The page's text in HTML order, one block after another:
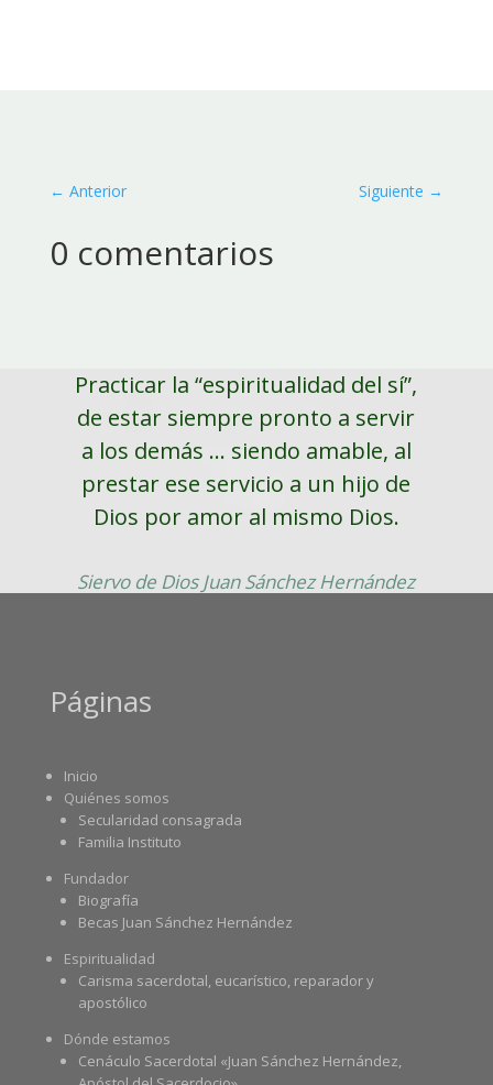
← Anterior Siguiente →
0 comentarios
Practicar la “espiritualidad del sí”,
de estar siempre pronto a servir
a los demás ... siendo amable, al
prestar ese servicio a un hijo de
Dios por amor al mismo Dios.
Siervo de Dios Juan Sánchez Hernández
Páginas
Inicio
Quiénes somos
Secularidad consagrada
Familia Instituto
Fundador
Biografía
Becas Juan Sánchez Hernández
Espiritualidad
Carisma sacerdotal, eucarístico, reparador y
apostólico
Dónde estamos
Cenáculo Sacerdotal «Juan Sánchez Hernández,